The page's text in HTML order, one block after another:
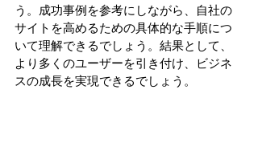
う。成功事例を参考にしながら、自社の
サイトを高めるための具体的な手順につ
いて理解できるでしょう。結果として、
より多くのユーザーを引き付け、ビジネ
スの成長を実現できるでしょう。